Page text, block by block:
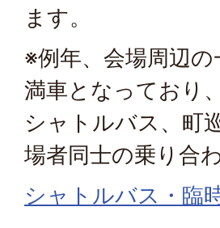
ます。
※例年、会場周辺
満車となっており
シャトルバス、町
場者同士の乗り合
シャトルバス・臨